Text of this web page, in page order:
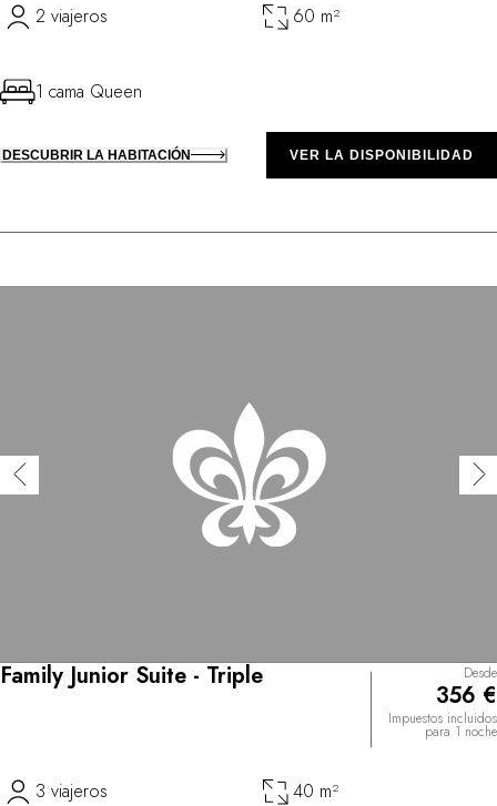
2 viajeros 60 m²
1 cama Queen
DESCUBRIR LA HABITACIÓN VER LA DISPONIBILIDAD
Family Junior Suite - Triple Desde
356 €
Impuestos incluidos
para 1 noche
3 viajeros 40 m²